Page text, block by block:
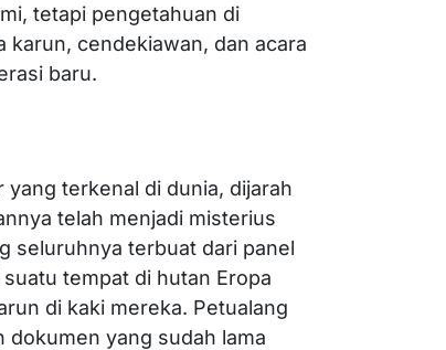
tetapi pengetahuan di
cendekiawan, dan acara
baru.
terkenal di dunia, dijarah
telah menjadi misterius
seluruhnya terbuat dari panel
tempat di hutan Eropa
di kaki mereka. Petualang
yang sudah lama